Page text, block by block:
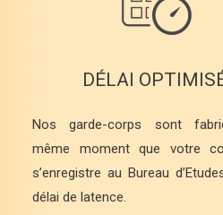
DÉLAI
Nos garde-corps sont
même moment que votre
s’enregistre au Bureau
délai de latence.